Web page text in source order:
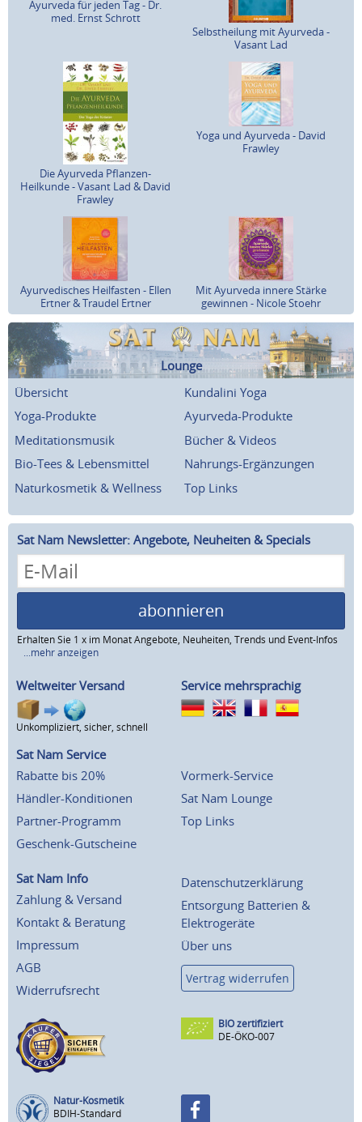
Ayurveda für jeden Tag - Dr.
med. Ernst Schrott
Selbstheilung mit Ayurveda -
Vasant Lad
Die Ayurveda Pflanzen-
Heilkunde - Vasant Lad & David
Frawley
Yoga und Ayurveda - David
Frawley
Ayurvedisches Heilfasten - Ellen
Ertner & Traudel Ertner
Mit Ayurveda innere Stärke
gewinnen - Nicole Stoehr
Lounge
Übersicht
Kundalini Yoga
Yoga-Produkte
Ayurveda-Produkte
Meditationsmusik
Bücher & Videos
Bio-Tees & Lebensmittel
Nahrungs-Ergänzungen
Naturkosmetik & Wellness
Top Links
Sat Nam Newsletter: Angebote, Neuheiten & Specials
abonnieren
Erhalten Sie 1 x im Monat Angebote, Neuheiten, Trends und Event-Infos
...mehr anzeigen
Weltweiter Versand
Unkompliziert, sicher, schnell
Service mehrsprachig
Sat Nam Service
Rabatte bis 20%
Händler-Konditionen
Partner-Programm
Geschenk-Gutscheine
Vormerk-Service
Sat Nam Lounge
Top Links
Sat Nam Info
Zahlung & Versand
Kontakt & Beratung
Impressum
AGB
Widerrufsrecht
Datenschutzerklärung
Entsorgung Batterien &
Elektrogeräte
Über uns
Vertrag widerrufen
BIO zertifiziert
DE-ÖKO-007
Natur-Kosmetik
BDIH-Standard